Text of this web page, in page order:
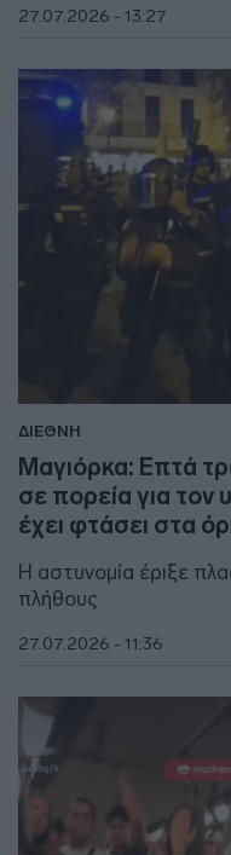
27.07.2026 - 13:27
ΔΙΕΘΝΗ
Μαγιόρκα: Επτά
σε πορεία για τον
έχει φτάσει στα
Η αστυνομία έριξε
πλήθους
27.07.2026 - 11:36